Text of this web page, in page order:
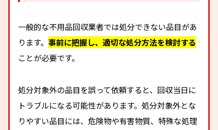
一般的な不用品回収業者では処分できない品目があ
ります。事前に把握し、適切な処分方法を検討する
ことが必要です。
処分対象外の品目を誤って依頼すると、回収当日に
トラブルになる可能性があります。処分対象外とな
りやすい品目には、危険物や有害物質、特殊な処理